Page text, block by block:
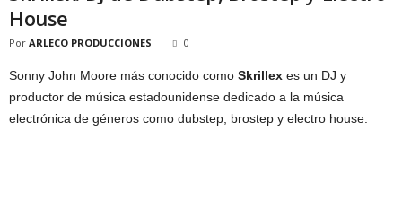
House
Por ARLECO PRODUCCIONES 0
Sonny John Moore más conocido como Skrillex es un DJ y
productor de música estadounidense dedicado a la música
electrónica de géneros como dubstep, brostep y electro house.